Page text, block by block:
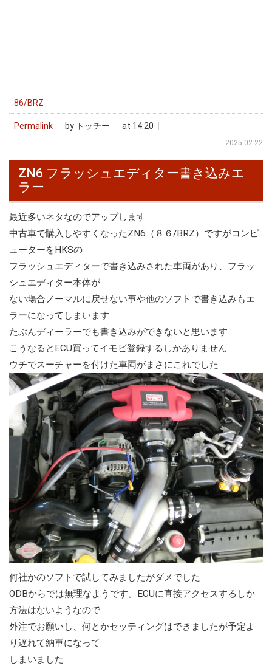
86/BRZ
Permalink by トッチー at 14:20
2025.02.22
ZN6 フラッシュエディター書き込みエ
ラー
最近多いネタなのでアップします
中古車で購入しやすくなったZN6（８６/BRZ）ですがコンピ
ューターをHKSの
フラッシュエディターで書き込みされた車両があり、フラッ
シュエディター本体が
ない場合ノーマルに戻せない事や他のソフトで書き込みもエ
ラーになってしまいます
たぶんディーラーでも書き込みができないと思います
こうなるとECU買ってイモビ登録するしかありません
ウチでスーチャーを付けた車両がまさにこれでした
何社かのソフトで試してみましたがダメでした
ODBからでは無理なようです。ECUに直接アクセスするしか
方法はないようなので
外注でお願いし、何とかセッティングはできましたが予定よ
り遅れて納車になって
しまいました